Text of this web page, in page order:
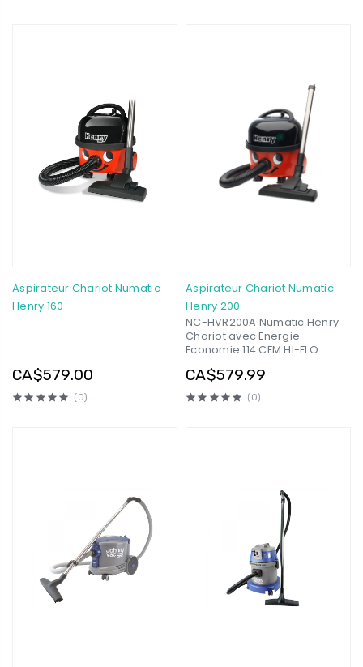
Aspirateur Chariot Numatic
Henry 160
CA$579.00
(0)
Aspirateur Chariot Numatic
Henry 200
NC-HVR200A Numatic Henry
Chariot avec Energie
Economie 114 CFM HI-FLO
CA$579.99
(0)